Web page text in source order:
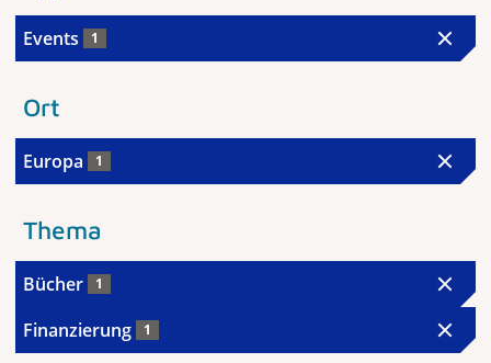
Events 1
Ort
Europa 1
Thema
Bücher 1
Finanzierung 1